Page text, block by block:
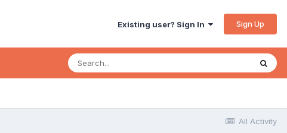
Existing user? Sign In Sign Up
All Activity